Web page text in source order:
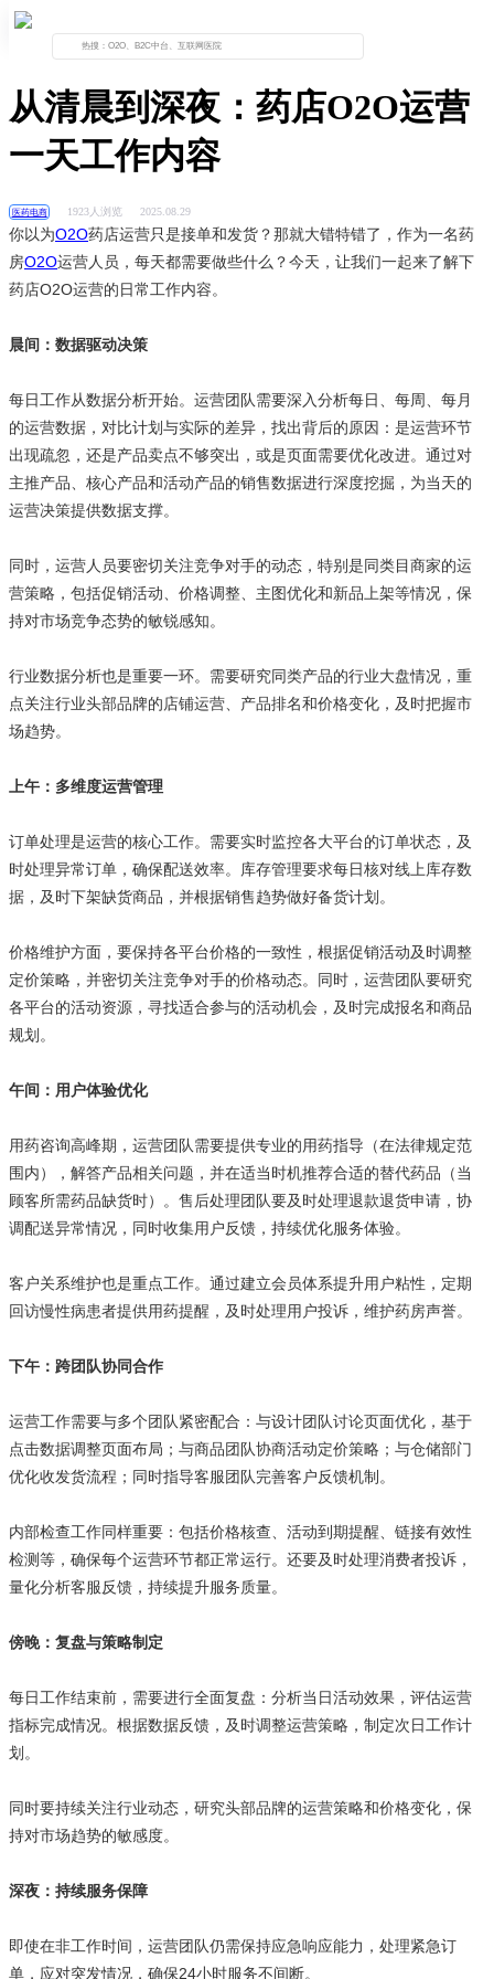
资讯列表 正文
从清晨到深夜：药店O2O运营
一天工作内容
医药电商 1923人浏览 2025.08.29
你以为O2O药店运营只是接单和发货？那就大错特错了，作为一名药
房O2O运营人员，每天都需要做些什么？今天，让我们一起来了解下
药店O2O运营的日常工作内容。
晨间：数据驱动决策
每日工作从数据分析开始。运营团队需要深入分析每日、每周、每月
的运营数据，对比计划与实际的差异，找出背后的原因：是运营环节
出现疏忽，还是产品卖点不够突出，或是页面需要优化改进。通过对
主推产品、核心产品和活动产品的销售数据进行深度挖掘，为当天的
运营决策提供数据支撑。
同时，运营人员要密切关注竞争对手的动态，特别是同类目商家的运
营策略，包括促销活动、价格调整、主图优化和新品上架等情况，保
持对市场竞争态势的敏锐感知。
行业数据分析也是重要一环。需要研究同类产品的行业大盘情况，重
点关注行业头部品牌的店铺运营、产品排名和价格变化，及时把握市
场趋势。
上午：多维度运营管理
订单处理是运营的核心工作。需要实时监控各大平台的订单状态，及
时处理异常订单，确保配送效率。库存管理要求每日核对线上库存数
据，及时下架缺货商品，并根据销售趋势做好备货计划。
价格维护方面，要保持各平台价格的一致性，根据促销活动及时调整
定价策略，并密切关注竞争对手的价格动态。同时，运营团队要研究
各平台的活动资源，寻找适合参与的活动机会，及时完成报名和商品
规划。
午间：用户体验优化
用药咨询高峰期，运营团队需要提供专业的用药指导（在法律规定范
围内），解答产品相关问题，并在适当时机推荐合适的替代药品（当
顾客所需药品缺货时）。售后处理团队要及时处理退款退货申请，协
调配送异常情况，同时收集用户反馈，持续优化服务体验。
客户关系维护也是重点工作。通过建立会员体系提升用户粘性，定期
回访慢性病患者提供用药提醒，及时处理用户投诉，维护药房声誉。
下午：跨团队协同合作
运营工作需要与多个团队紧密配合：与设计团队讨论页面优化，基于
点击数据调整页面布局；与商品团队协商活动定价策略；与仓储部门
优化收发货流程；同时指导客服团队完善客户反馈机制。
内部检查工作同样重要：包括价格核查、活动到期提醒、链接有效性
检测等，确保每个运营环节都正常运行。还要及时处理消费者投诉，
量化分析客服反馈，持续提升服务质量。
傍晚：复盘与策略制定
每日工作结束前，需要进行全面复盘：分析当日活动效果，评估运营
指标完成情况。根据数据反馈，及时调整运营策略，制定次日工作计
划。
同时要持续关注行业动态，研究头部品牌的运营策略和价格变化，保
持对市场趋势的敏感度。
深夜：持续服务保障
即使在非工作时间，运营团队仍需保持应急响应能力，处理紧急订
单，应对突发情况，确保24小时服务不间断。